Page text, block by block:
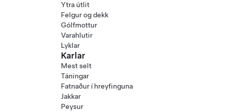
Ytra útlit
Felgur og dekk
Gólfmottur
Varahlutir
Lyklar
Karlar
Mest selt
Táningar
Fatnaður í hreyfinguna
Jakkar
Peysur